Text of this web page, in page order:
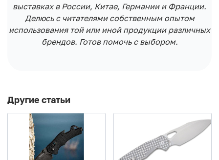
выставках в России, Китае, Германии и Франции.
Делюсь с читателями собственным опытом
использования той или иной продукции различных
брендов. Готов помочь с выбором.
Другие статьи